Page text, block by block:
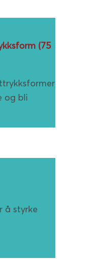
(75
og bli
å styrke